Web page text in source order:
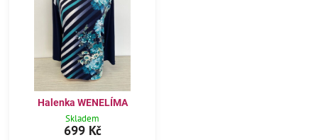
Halenka WENELÍMA
Skladem
699 Kč